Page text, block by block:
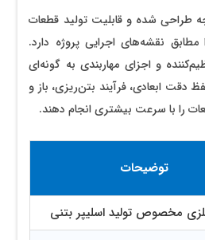
طراحی شده و قابلیت تولید قطعات
مطابق نقشه‌های اجرایی پروژه دارد.
و اجزای مهاربندی به گونه‌ای
ابعادی، فرآیند بتن‌ریزی، باز و
را با سرعت بیشتری انجام دهند.
توضیحات
مخصوص تولید اسلیپر بتنی